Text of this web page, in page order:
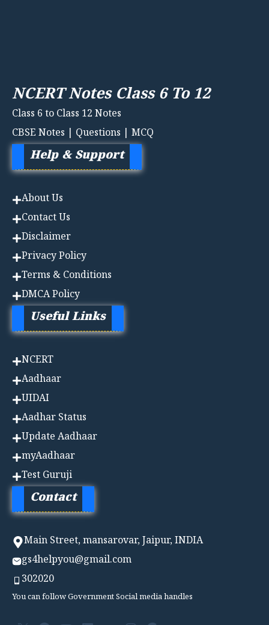
NCERT Notes Class 6 To 12
Class 6 to Class 12 Notes
CBSE Notes | Questions | MCQ
Help & Support
About Us
Contact Us
Disclaimer
Privacy Policy
Terms & Conditions
DMCA Policy
Useful Links
NCERT
Aadhaar
UIDAI
Aadhar Status
Update Aadhaar
myAadhaar
Test Guruji
Contact
Main Street, mansarovar, Jaipur, INDIA
gs4helpyou@gmail.com
302020
You can follow Government Social media handles